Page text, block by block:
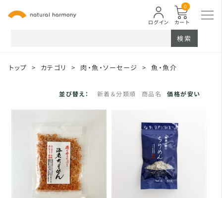
カート
0
ログイン
検索
トップ > カテゴリ > 肉・魚・ソーセージ > 魚・魚介
並び替え： 新着＆分類順 商品名 価格が安い